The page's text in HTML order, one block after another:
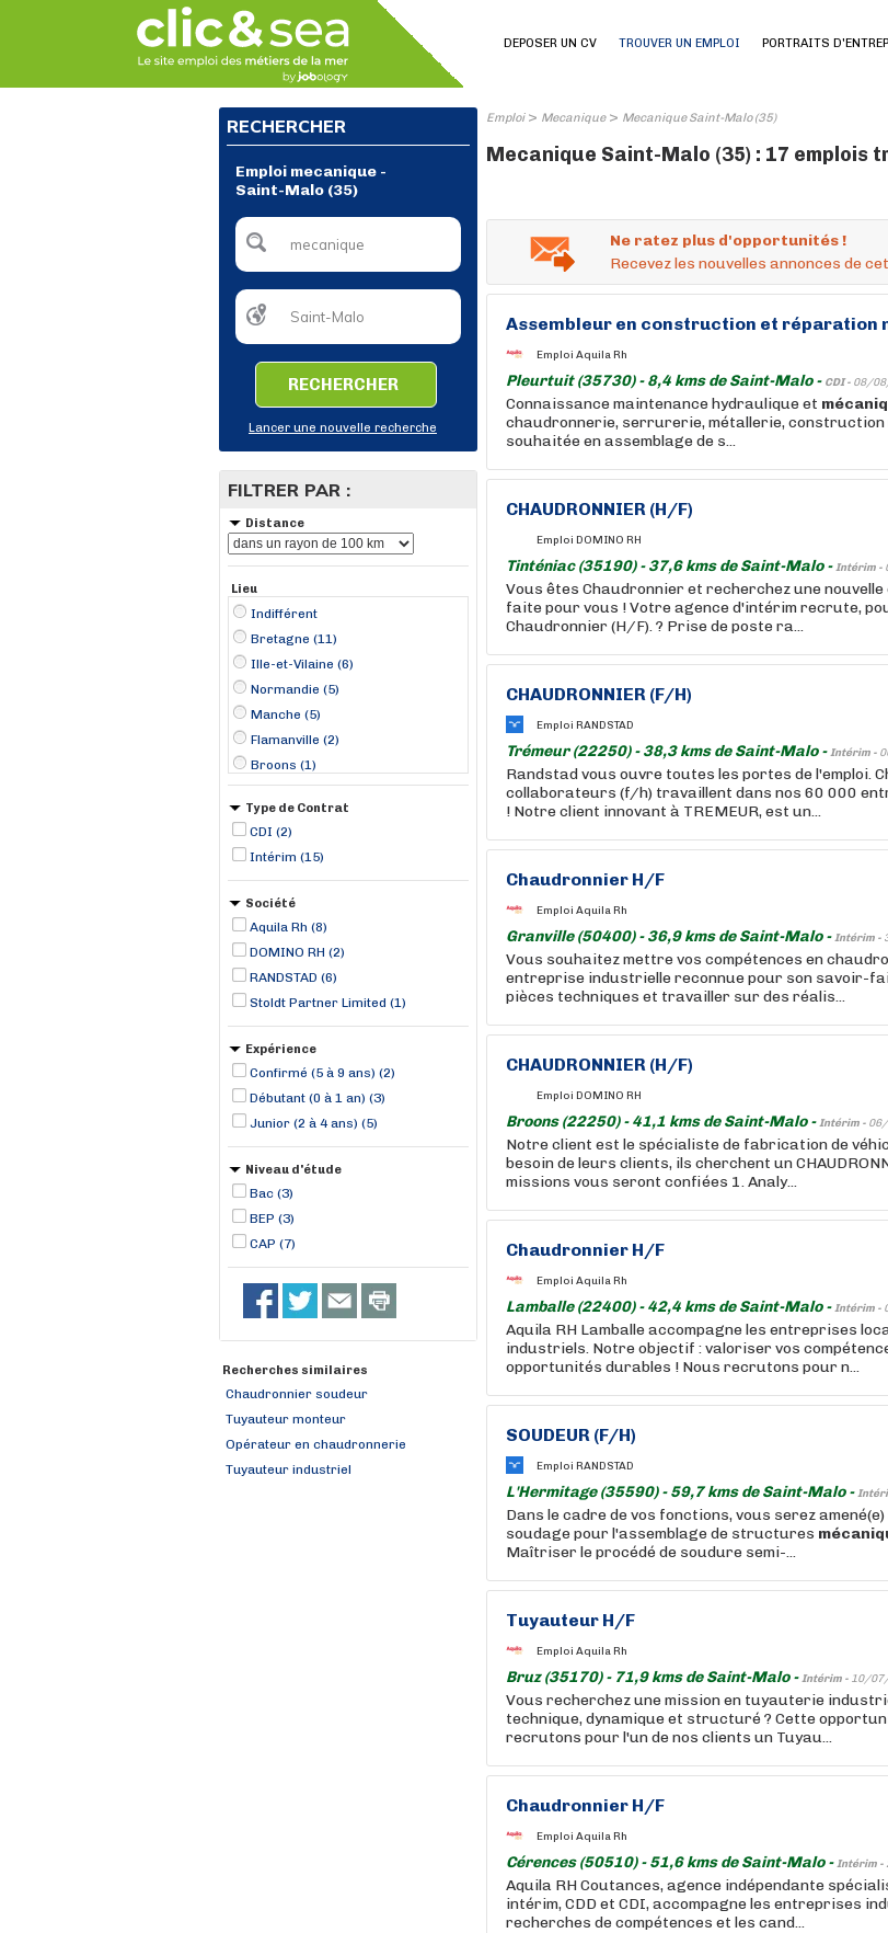
DEPOSER UN CV TROUVER UN EMPLOI PORTRAITS
RECHERCHER
Emploi mecanique -
Saint-Malo (35)
RECHERCHER
Lancer une nouvelle recherche
FILTRER PAR :
Distance
Lieu
Indifférent
Bretagne (11)
Ille-et-Vilaine (6)
Normandie (5)
Manche (5)
Flamanville (2)
Broons (1)
Bruz (1)
Cérences (1)
Granville (1)
Guipry (1)
Type de Contrat
CDI (2)
Intérim (15)
Société
Aquila Rh (8)
DOMINO RH (2)
RANDSTAD (6)
Stoldt Partner Limited (1)
Expérience
Confirmé (5 à 9 ans) (2)
Débutant (0 à 1 an) (3)
Junior (2 à 4 ans) (5)
Niveau d'étude
Bac (3)
BEP (3)
CAP (7)
Recherches similaires
Chaudronnier soudeur
Tuyauteur monteur
Opérateur en chaudronnerie
Tuyauteur industriel
Emploi> Mecanique> Mecanique Saint-Malo (35)
Mecanique Saint-Malo (35) : 17 emplois
Ne ratez plus d'opportunités !
Recevez les nouvelles annonces de
Assembleur en construction et réparation
Emploi Aquila Rh
Pleurtuit (35730) - 8,4 kms de Saint-Malo - CDI - 08/
Connaissance maintenance hydraulique et
chaudronnerie, serrurerie, métallerie, construction
souhaitée en assemblage de s...
CHAUDRONNIER (H/F)
Emploi DOMINO RH
Tinténiac (35190) - 37,6 kms de Saint-Malo -Intérim -
Vous êtes Chaudronnier et recherchez une
faite pour vous ! Votre agence d'intérim recrute,
Chaudronnier (H/F). ? Prise de poste ra...
CHAUDRONNIER (F/H)
Emploi RANDSTAD
Trémeur (22250) - 38,3 kms de Saint-Malo -Intérim -
Randstad vous ouvre toutes les portes de l'emploi.
collaborateurs (f/h) travaillent dans nos 60 000
! Notre client innovant à TREMEUR, est un...
Chaudronnier H/F
Emploi Aquila Rh
Granville (50400) - 36,9 kms de Saint-Malo -Intérim -
Vous souhaitez mettre vos compétences en
entreprise industrielle reconnue pour son savoir-
pièces techniques et travailler sur des réalis...
CHAUDRONNIER (H/F)
Emploi DOMINO RH
Broons (22250) - 41,1 kms de Saint-Malo -Intérim -
Notre client est le spécialiste de fabrication de
besoin de leurs clients, ils cherchent un
missions vous seront confiées 1. Analy...
Chaudronnier H/F
Emploi Aquila Rh
Lamballe (22400) - 42,4 kms de Saint-Malo -Intérim -
Aquila RH Lamballe accompagne les entreprises
industriels. Notre objectif : valoriser vos
opportunités durables ! Nous recrutons pour n...
SOUDEUR (F/H)
Emploi RANDSTAD
L'Hermitage (35590) - 59,7 kms de Saint-Malo -
Dans le cadre de vos fonctions, vous serez
soudage pour l'assemblage de structures
Maîtriser le procédé de soudure semi-...
Tuyauteur H/F
Emploi Aquila Rh
Bruz (35170) - 71,9 kms de Saint-Malo -Intérim - 10/
Vous recherchez une mission en tuyauterie
technique, dynamique et structuré ? Cette
recrutons pour l'un de nos clients un Tuyau...
Chaudronnier H/F
Emploi Aquila Rh
Cérences (50510) - 51,6 kms de Saint-Malo -Intérim -
Aquila RH Coutances, agence indépendante
intérim, CDD et CDI, accompagne les entreprises
recherches de compétences et les cand...